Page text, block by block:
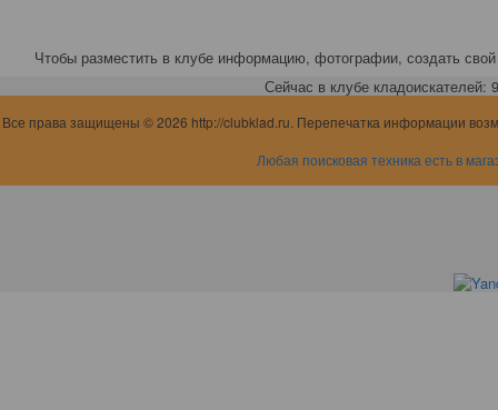
Чтобы разместить в клубе информацию, фотографии, создать свой
Сейчас в клубе кладоискателей:
Все права защищены © 2026 http://clubklad.ru. Перепечатка информации
Любая поисковая техника есть в